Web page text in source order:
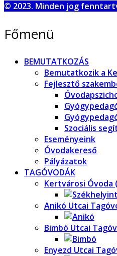
© 2023. Minden jog
Főmenü
BEMUTATKOZÁS
Bemutatkozik a
Fejlesztő
Szociális
Eseményeink
Óvodakereső
Pályázatok
TAGÓVODÁK
Kertvárosi Óvoda
Anikó Utcai
Bimbó Utcai
Enyezd Utcai